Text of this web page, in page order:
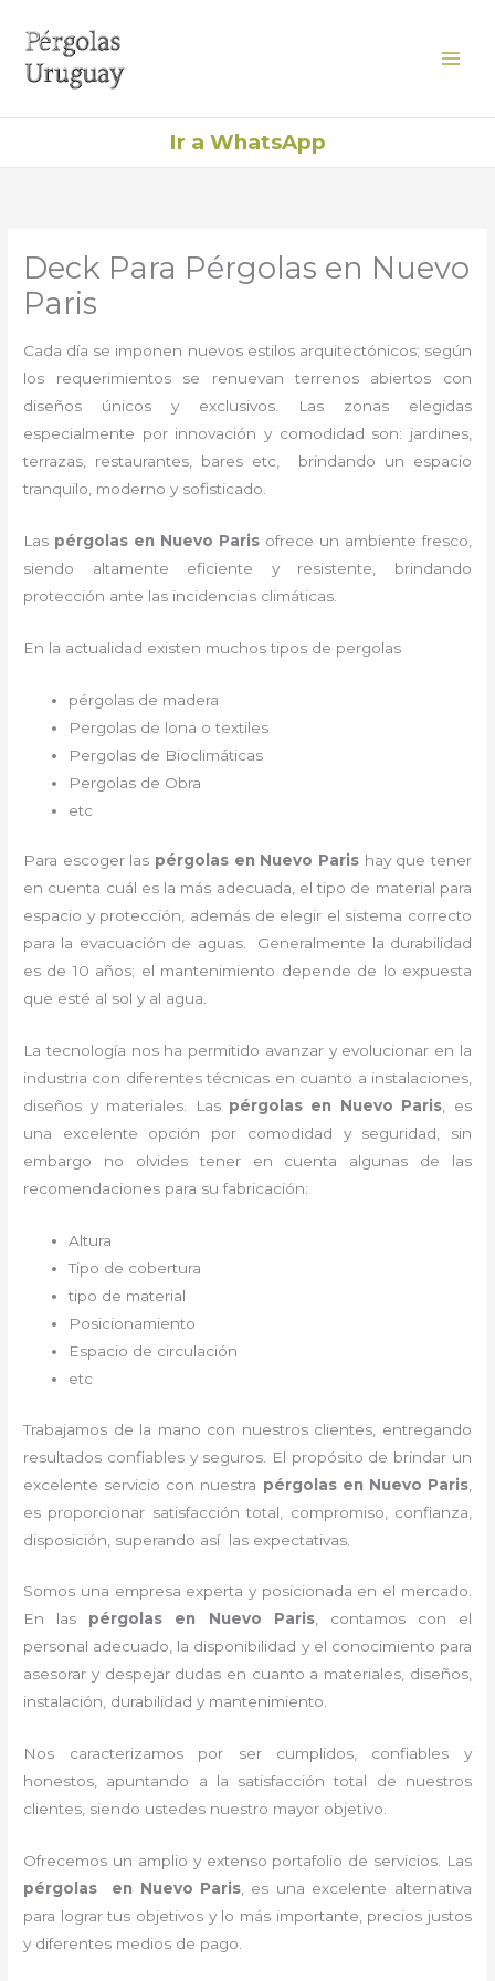
contenido
Ir a WhatsApp
Deck Para Pérgolas en Nuevo
Paris
Cada día se imponen nuevos estilos arquitectónicos; según
los requerimientos se renuevan terrenos abiertos con
diseños únicos y exclusivos. Las zonas elegidas
especialmente por innovación y comodidad son: jardines,
terrazas, restaurantes, bares etc, brindando un espacio
tranquilo, moderno y sofisticado.
Las pérgolas en Nuevo Paris ofrece un ambiente fresco,
siendo altamente eficiente y resistente, brindando
protección ante las incidencias climáticas.
En la actualidad existen muchos tipos de pergolas
pérgolas de madera
Pergolas de lona o textiles
Pergolas de Bioclimáticas
Pergolas de Obra
etc
Para escoger las pérgolas en Nuevo Paris hay que tener
en cuenta cuál es la más adecuada, el tipo de material para
espacio y protección, además de elegir el sistema correcto
para la evacuación de aguas. Generalmente la durabilidad
es de 10 años; el mantenimiento depende de lo expuesta
que esté al sol y al agua.
La tecnología nos ha permitido avanzar y evolucionar en la
industria con diferentes técnicas en cuanto a instalaciones,
diseños y materiales. Las pérgolas en Nuevo Paris , es
una excelente opción por comodidad y seguridad, sin
embargo no olvides tener en cuenta algunas de las
recomendaciones para su fabricación:
Altura
Tipo de cobertura
tipo de material
Posicionamiento
Espacio de circulación
etc
Trabajamos de la mano con nuestros clientes, entregando
resultados confiables y seguros. El propósito de brindar un
excelente servicio con nuestra pérgolas en Nuevo Paris,
es proporcionar satisfacción total, compromiso, confianza,
disposición, superando así las expectativas.
Somos una empresa experta y posicionada en el mercado.
En las pérgolas en Nuevo Paris, contamos con el
personal adecuado, la disponibilidad y el conocimiento para
asesorar y despejar dudas en cuanto a materiales, diseños,
instalación, durabilidad y mantenimiento.
Nos caracterizamos por ser cumplidos, confiables y
honestos, apuntando a la satisfacción total de nuestros
clientes, siendo ustedes nuestro mayor objetivo.
Ofrecemos un amplio y extenso portafolio de servicios. Las
pérgolas en Nuevo Paris , es una excelente alternativa
para lograr tus objetivos y lo más importante, precios justos
y diferentes medios de pago.